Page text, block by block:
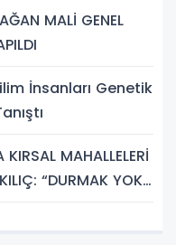
MALİ GENEL
İnsanları Genetik
KIRSAL MAHALLELERİ
“DURMAK YOK.